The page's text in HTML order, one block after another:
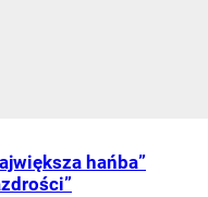
hańba”